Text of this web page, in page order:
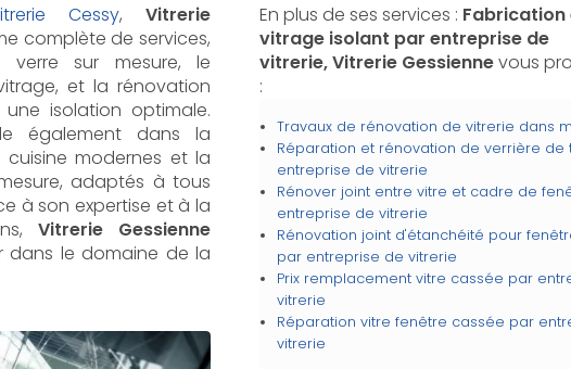
Cessy, Vitrerie
complète de services,
sur mesure, le
et la rénovation
isolation optimale.
également dans la
modernes et la
adaptés à tous
à son expertise et à la
Vitrerie Gessienne
dans le domaine de la
En plus de ses services : Fabrication
vitrage isolant par entreprise de
vitrerie, Vitrerie Gessiennevous
:
Travaux de rénovation de vitrerie dans
Réparation et rénovation de verrière de
entreprise de vitrerie
Rénover joint entre vitre et cadre de
entreprise de vitrerie
Rénovation joint d'étanchéité pour
par entreprise de vitrerie
Prix remplacement vitre cassée par
vitrerie
Réparation vitre fenêtre cassée par
vitrerie